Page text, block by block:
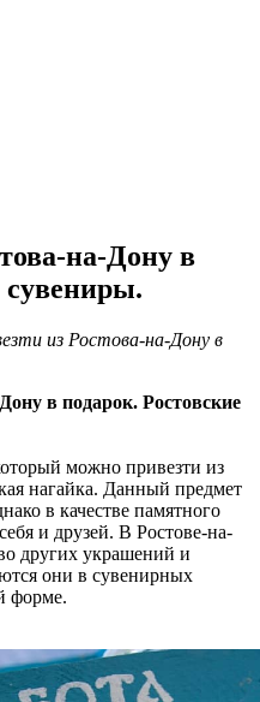
на-Дону в
сувениры.
из Ростова-на-Дону в
можно привезти из
нагайка. Данный предмет
в качестве памятного
и друзей. В Ростове-на-
других украшений и
они в сувенирных
форме.